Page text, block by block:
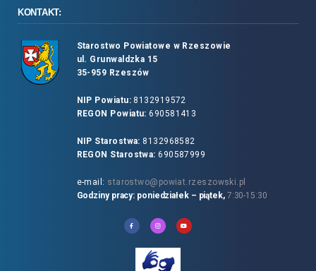
KONTAKT:
Starostwo Powiatowe w Rzeszowie
ul. Grunwaldzka 15
35-959 Rzeszów
NIP Powiatu:8132919572
REGON Powiatu: 690581413
NIP Starostwa: 8132968582
REGON Starostwa: 690587999
e-mail: starostwo@powiat.rzeszowski.pl
Godziny pracy: poniedziałek – piątek, 7:30-15:30